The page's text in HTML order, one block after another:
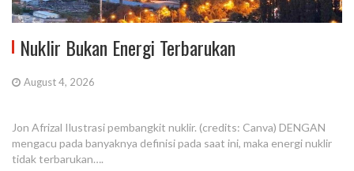
Nuklir Bukan Energi Terbarukan
August 4, 2026
Jon Afrizal Ilustrasi pembangkit nuklir. (credits: Canva) DENGAN
mengacu pada banyaknya definisi pada saat ini, maka energi nuklir
tidak terbarukan….